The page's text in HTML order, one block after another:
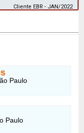
Cliente EBR - JAN/2022
Paulo
Paulo